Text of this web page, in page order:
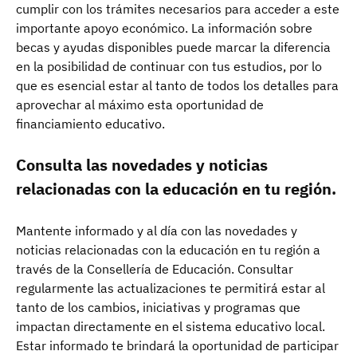
cumplir con los trámites necesarios para acceder a este
importante apoyo económico. La información sobre
becas y ayudas disponibles puede marcar la diferencia
en la posibilidad de continuar con tus estudios, por lo
que es esencial estar al tanto de todos los detalles para
aprovechar al máximo esta oportunidad de
financiamiento educativo.
Consulta las novedades y noticias
relacionadas con la educación en tu región.
Mantente informado y al día con las novedades y
noticias relacionadas con la educación en tu región a
través de la Consellería de Educación. Consultar
regularmente las actualizaciones te permitirá estar al
tanto de los cambios, iniciativas y programas que
impactan directamente en el sistema educativo local.
Estar informado te brindará la oportunidad de participar